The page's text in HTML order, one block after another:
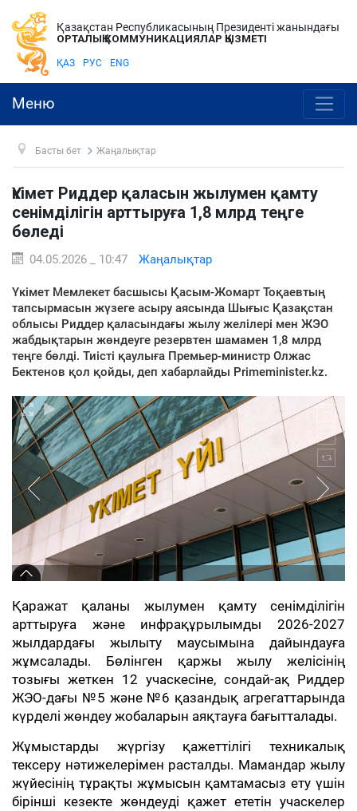
Қазақстан Республикасының Президенті жанындағы
ОРТАЛЫҚ КОММУНИКАЦИЯЛАР ҚЫЗМЕТІ
ҚАЗ РУС ENG
Меню
Басты бет Жаңалықтар
Үкімет Риддер қаласын жылумен қамту
сенімділігін арттыруға 1,8 млрд теңге
бөледі
04.05.2026 _ 10:47 Жаңалықтар
Үкімет Мемлекет басшысы Қасым-Жомарт Тоқаевтың
тапсырмасын жүзеге асыру аясында Шығыс Қазақстан
облысы Риддер қаласындағы жылу желілері мен ЖЭО
жабдықтарын жөндеуге резервтен шамамен 1,8 млрд
теңге бөлді. Тиісті қаулыға Премьер-министр Олжас
Бектенов қол қойды, деп хабарлайды Primeminister.kz.
Қаражат қаланы жылумен қамту сенімділігін
арттыруға және инфрақұрылымды 2026-2027
жылдардағы жылыту маусымына дайындауға
жұмсалады. Бөлінген қаржы жылу желісінің
тозығы жеткен 12 учаскесіне, сондай-ақ Риддер
ЖЭО-дағы №5 және №6 қазандық агрегаттарында
күрделі жөндеу жобаларын аяқтауға бағытталады.
Жұмыстарды жүргізу қажеттілігі техникалық
тексеру нәтижелерімен расталды. Мамандар жылу
жүйесінің тұрақты жұмысын қамтамасыз ету үшін
бірінші кезекте жөндеуді қажет ететін учаскелер